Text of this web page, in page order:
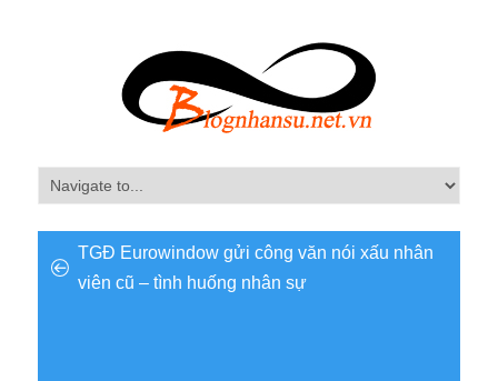
TGĐ Eurowindow gửi công văn nói xấu nhân
viên cũ – tình huống nhân sự